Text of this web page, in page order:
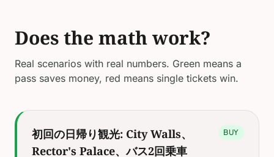
Does the math work?
Real scenarios with real numbers. Green means a
pass saves money, red means single tickets win.
初回の日帰り観光: City Walls、
Rector's Palace、バス2回乗車
BUY